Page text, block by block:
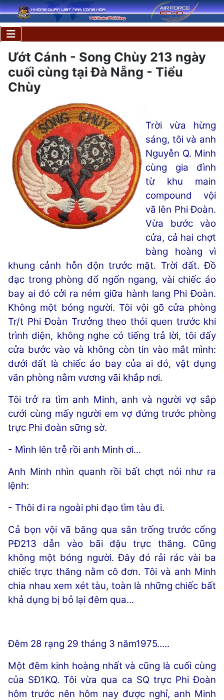
Ướt Cánh - Song Chùy 213 ngày
cuối cùng tại Đà Nẵng - Tiểu
Chùy
Trời vừa hừng
sáng, tôi và anh
Nguyễn Q. Minh
cùng gia đình
từ khu main
compound vội
vã lên Phi Đoàn.
Vừa bước vào
cửa, cả hai chợt
bàng hoàng vì
khung cảnh hỗn độn trước mặt. Trời đất. Đồ
đạc trong phòng đổ ngổn ngang, vài chiếc áo
bay ai đó cởi ra ném giữa hành lang Phi Đoàn.
Không một bóng người. Tôi vội gõ cửa phòng
Tr/t Phi Đoàn Trưởng theo thói quen trước khi
trình diện, không nghe có tiếng trả lời, tôi đẩy
cửa bước vào và không còn tin vào mắt mình:
dưới đất là chiếc áo bay của ai đó, vật dụng
văn phòng nằm vương vãi khắp nơi.
Tôi trở ra tìm anh Minh, anh và người vợ sắp
cưới cùng mấy người em vợ đứng trước phòng
trực Phi đoàn sững sờ.
- Mình lên trễ rồi anh Minh ơi...
Anh Minh nhìn quanh rồi bất chợt nói như ra
lệnh:
- Thôi đi ra ngoài phi đạo tìm tàu đi.
Cả bọn vội vã băng qua sân trống trước cổng
PĐ213 dẫn vào bãi đậu trực thăng. Cũng
không một bóng người. Đây đó rải rác vài ba
chiếc trực thăng nằm cô đơn. Tôi và anh Minh
chia nhau xem xét tàu, toàn là những chiếc bất
khả dụng bị bỏ lại đêm qua...
Đêm 28 rạng 29 tháng 3 năm1975.....
Một đêm kinh hoàng nhất và cũng là cuối cùng
của SĐ1KQ. Tôi vừa qua ca SQ trực Phi Đoàn
hôm trước nên hôm nay được nghỉ, anh Minh